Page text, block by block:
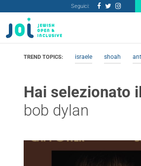
Seguici:
TREND TOPICS: israele shoah
Hai selezionato
bob dylan